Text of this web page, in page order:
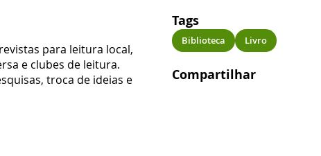
para leitura local,
e clubes de leitura.
troca de ideias e
Tags
Biblioteca Livro
Compartilhar